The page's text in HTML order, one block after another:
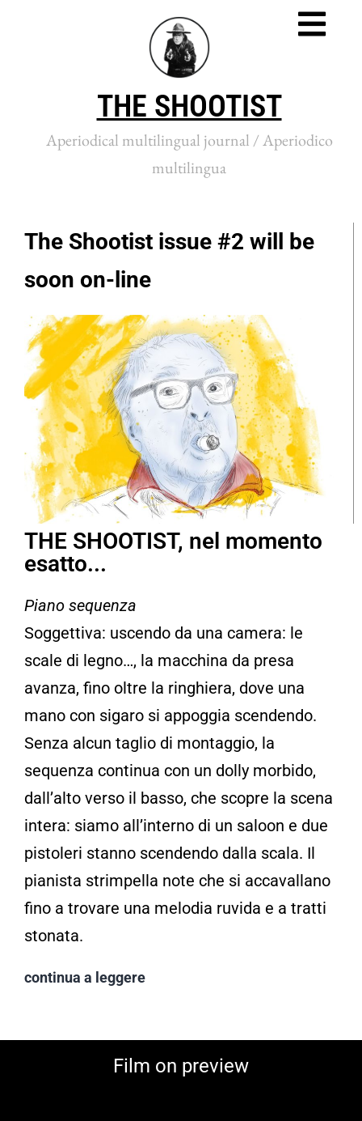
THE SHOOTIST
Aperiodical multilingual journal / Aperiodico
multilingua
The Shootist issue #2 will be
soon on-line
THE SHOOTIST, nel momento
esatto...
Piano sequenza
Soggettiva: uscendo da una camera: le
scale di legno…, la macchina da presa
avanza, fino oltre la ringhiera, dove una
mano con sigaro si appoggia scendendo.
Senza alcun taglio di montaggio, la
sequenza continua con un dolly morbido,
dall’alto verso il basso, che scopre la scena
intera: siamo all’interno di un saloon e due
pistoleri stanno scendendo dalla scala. Il
pianista strimpella note che si accavallano
fino a trovare una melodia ruvida e a tratti
stonata.
continua a leggere
Film on preview